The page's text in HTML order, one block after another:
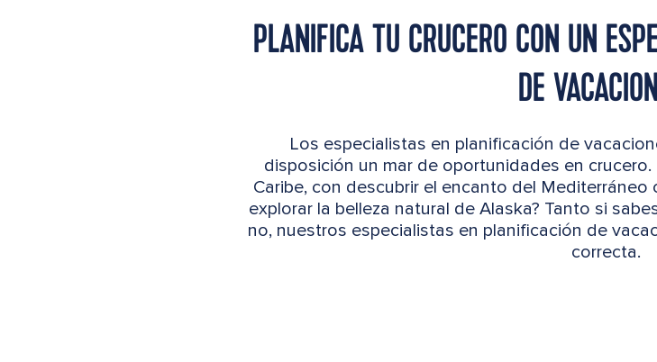
PLANIFICA TU CRUCERO CON UN
DE
Los especialistas en planificación de
disposición un mar de oportunidades en
Caribe, con descubrir el encanto del
explorar la belleza natural de Alaska? Tanto si
no, nuestros especialistas en planificación de
correcta.